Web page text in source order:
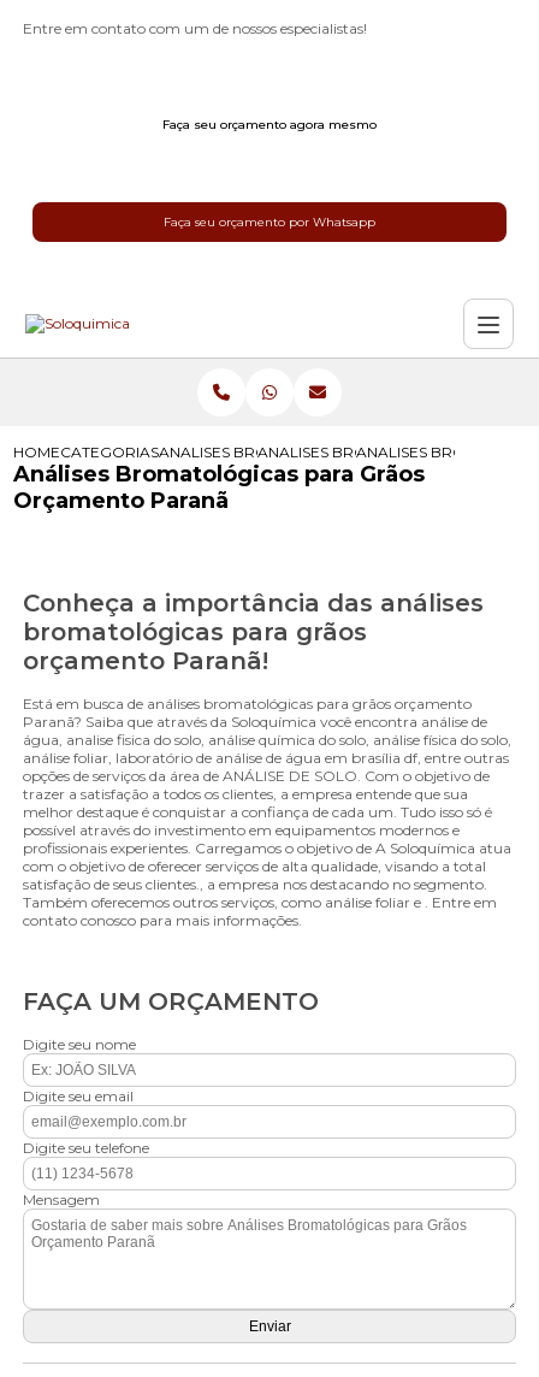
Entre em contato com um de nossos especialistas!
Faça seu orçamento agora mesmo
Faça seu orçamento por Whatsapp
HOMECATEGORIASANALISES BROMATOLOGICAS
ANALISES BROMATOLOGICAS PARA
ANALISES
Análises Bromatológicas para Grãos
Orçamento Paranã
Conheça a importância das análises
bromatológicas para grãos
orçamento Paranã!
Está em busca de análises bromatológicas para grãos orçamento
Paranã? Saiba que através da Soloquímica você encontra análise de
água, analise fisica do solo, análise química do solo, análise física do solo,
análise foliar, laboratório de análise de água em brasília df, entre outras
opções de serviços da área de ANÁLISE DE SOLO. Com o objetivo de
trazer a satisfação a todos os clientes, a empresa entende que sua
melhor destaque é conquistar a confiança de cada um. Tudo isso só é
possível através do investimento em equipamentos modernos e
profissionais experientes. Carregamos o objetivo de A Soloquímica atua
com o objetivo de oferecer serviços de alta qualidade, visando a total
satisfação de seus clientes., a empresa nos destacando no segmento.
Também oferecemos outros serviços, como análise foliar e . Entre em
contato conosco para mais informações.
FAÇA UM ORÇAMENTO
Digite seu nome
Digite seu email
Digite seu telefone
Mensagem